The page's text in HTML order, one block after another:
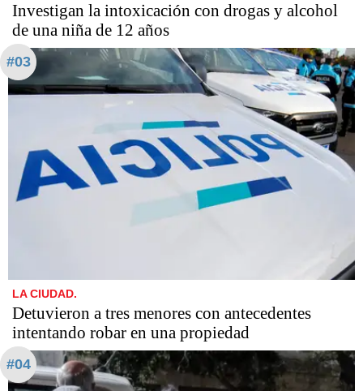
Investigan la intoxicación con drogas y alcohol
de una niña de 12 años
#03
LA CIUDAD.
Detuvieron a tres menores con antecedentes
intentando robar en una propiedad
#04